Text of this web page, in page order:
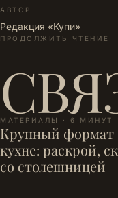
АВТОР
Редакция «Купи»
ПРОДОЛЖИТЬ ЧТЕНИЕ
МАТЕРИАЛЫ · 6 МИНУТ
Крупный формат
кухне: раскрой,
со столешницей